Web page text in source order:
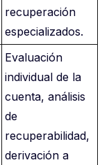
recuperación
especializados.
Evaluación
individual de la
cuenta, análisis
de
recuperabilidad,
derivación a